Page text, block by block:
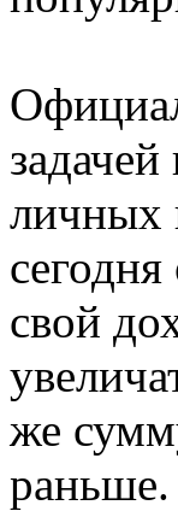
личных
свой
же
раньше.